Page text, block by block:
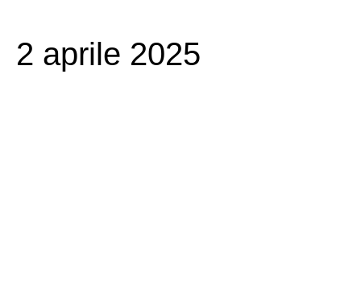
2 aprile 2025